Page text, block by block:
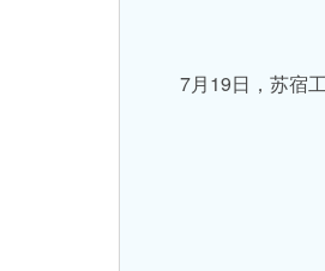
7月19日，苏宿工